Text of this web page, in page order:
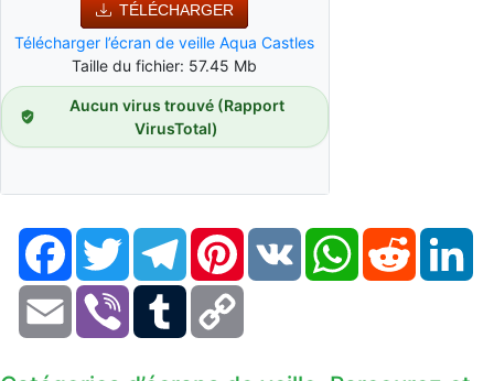
TÉLÉCHARGER
Télécharger l’écran de veille Aqua Castles
Taille du fichier: 57.45 Mb
Aucun virus trouvé (Rapport
VirusTotal)
FacebookTwitter TelegramPinterestVK WhatsAppReddit
Email Viber Tumblr